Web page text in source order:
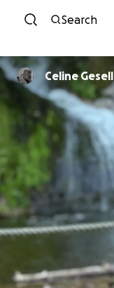
Search
Celine Gesell